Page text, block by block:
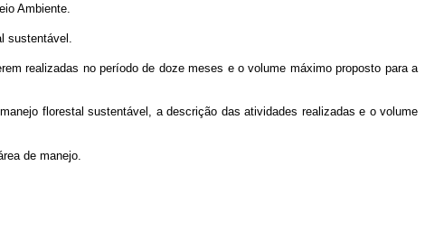
Ambiente.
sustentável.
realizadas no período de doze meses e o volume máximo proposto para a
florestal sustentável, a descrição das atividades realizadas e o volume
de manejo